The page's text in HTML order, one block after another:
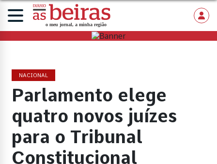
NACIONAL
Parlamento elege
quatro novos juízes
para o Tribunal
Constitucional